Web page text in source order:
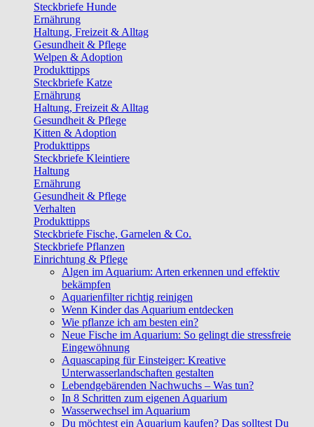
Steckbriefe Hunde
Ernährung
Haltung, Freizeit & Alltag
Gesundheit & Pflege
Welpen & Adoption
Produkttipps
Steckbriefe Katze
Ernährung
Haltung, Freizeit & Alltag
Gesundheit & Pflege
Kitten & Adoption
Produkttipps
Steckbriefe Kleintiere
Haltung
Ernährung
Gesundheit & Pflege
Verhalten
Produkttipps
Steckbriefe Fische, Garnelen & Co.
Steckbriefe Pflanzen
Einrichtung & Pflege
Algen im Aquarium: Arten erkennen und effektiv
bekämpfen
Aquarienfilter richtig reinigen
Wenn Kinder das Aquarium entdecken
Wie pflanze ich am besten ein?
Neue Fische im Aquarium: So gelingt die stressfreie
Eingewöhnung
Aquascaping für Einsteiger: Kreative
Unterwasserlandschaften gestalten
Lebendgebärenden Nachwuchs – Was tun?
In 8 Schritten zum eigenen Aquarium
Wasserwechsel im Aquarium
Du möchtest ein Aquarium kaufen? Das solltest Du